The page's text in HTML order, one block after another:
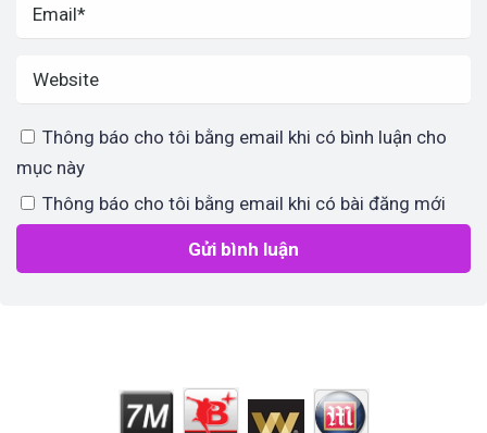
Thông báo cho tôi bằng email khi có bình luận cho
mục này
Thông báo cho tôi bằng email khi có bài đăng mới